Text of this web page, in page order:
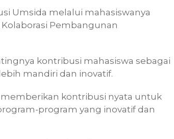
Umsida melalui mahasiswanya
Pembangunan
kontribusi mahasiswa sebagai
mandiri dan inovatif.
memberikan kontribusi nyata untuk
program yang inovatif dan